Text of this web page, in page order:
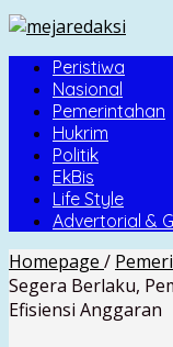
Peristiwa
Nasional
Pemerintahan
Hukrim
Politik
EkBis
Life Style
Advertorial &
Homepage /
Segera Berlaku,
Efisiensi Anggaran